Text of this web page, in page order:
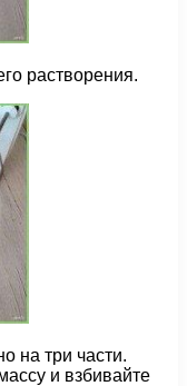
растворения.
на три части.
и взбивайте